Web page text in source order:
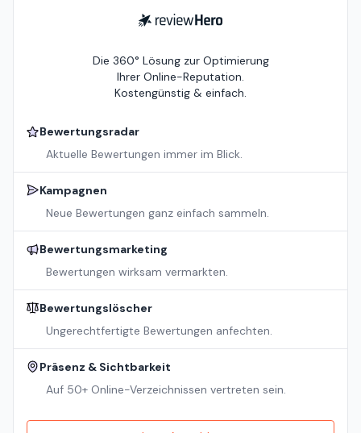
ReviewHero
Die 360° Lösung zur Optimierung
Ihrer Online-Reputation.
Kostengünstig & einfach.
Bewertungsradar
Aktuelle Bewertungen immer im Blick.
Kampagnen
Neue Bewertungen ganz einfach sammeln.
Bewertungsmarketing
Bewertungen wirksam vermarkten.
Bewertungslöscher
Ungerechtfertigte Bewertungen anfechten.
Präsenz & Sichtbarkeit
Auf 50+ Online-Verzeichnissen vertreten sein.